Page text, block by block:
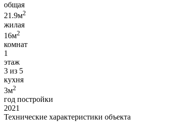
общая
21.9м2
жилая
16м2
комнат
1
этаж
3 из 5
кухня
3м2
год постройки
2021
Технические характеристики объекта